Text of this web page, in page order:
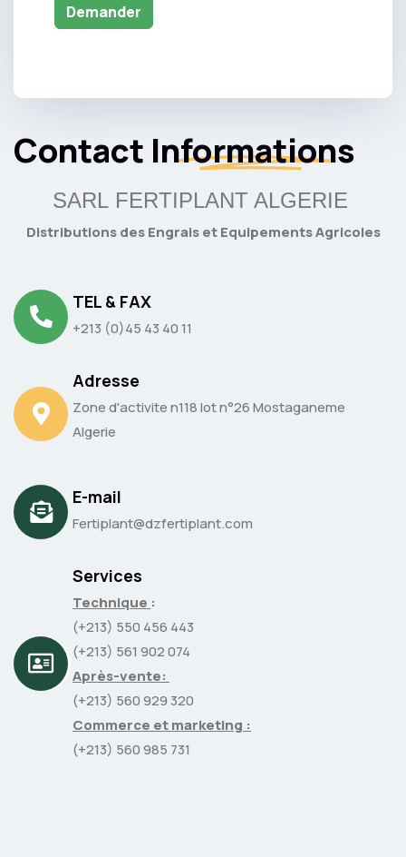
Demander
Contact Informations
SARL FERTIPLANT ALGERIE
Distributions des Engrais et Equipements Agricoles
TEL & FAX
+213 (0)45 43 40 11
Adresse
Zone d'activite n118 lot n°26 Mostaganeme
Algerie
E-mail
Fertiplant@dzfertiplant.com
Services
Technique :
(+213) 550 456 443
(+213) 561 902 074
Après-vente:
(+213) 560 929 320
Commerce et marketing :
(+213) 560 985 731